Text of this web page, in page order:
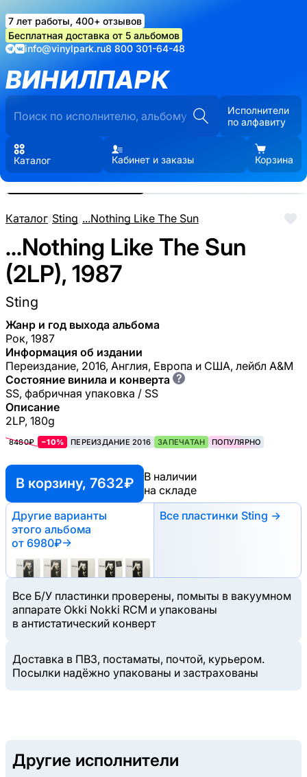
7 лет работы, 400+ отзывов
Бесплатная доставка от 5 альбомов
info@vinylpark.ru8 800 301-64-48
ВИНИЛПАРК
Исполнители
по алфавиту
Каталог Кабинет и заказы Корзина
Каталог/Sting/...Nothing Like The Sun
...Nothing Like The Sun
(2LP), 1987
Sting
Жанр и год выхода альбома
Рок, 1987
Информация об издании
Переиздание, 2016, Англия, Европа и США, лейбл A&M
Состояние винила и конверта ?
SS, фабричная упаковка / SS
Описание
2LP, 180g
8480₽ −10% ПЕРЕИЗДАНИЕ 2016 ЗАПЕЧАТАН ПОПУЛЯРНО
В корзину, 7632 ₽
В наличии
на складе
Другие варианты
этого альбома
от 6980₽→
Все пластинки Sting →
Все Б/У пластинки проверены, помыты в вакуумном
аппарате Okki Nokki RCM и упакованы
в антистатический конверт
Доставка в ПВЗ, постаматы, почтой, курьером.
Посылки надёжно упакованы и застрахованы
Реальные фото пластинки.
Нажмите, чтобы увеличить
Другие исполнители